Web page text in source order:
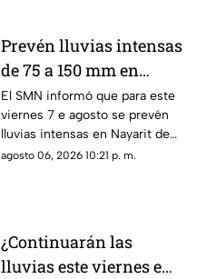
Prevén lluvias intensas
de 75 a 150 mm en
Nayarit este viernes 7
de agosto
El SMN informó que para este
viernes 7 e agosto se prevén
lluvias intensas en Nayarit de
75 a 150 mm
agosto 06, 2026 10:21 p. m.
¿Continuarán las
lluvias este viernes en